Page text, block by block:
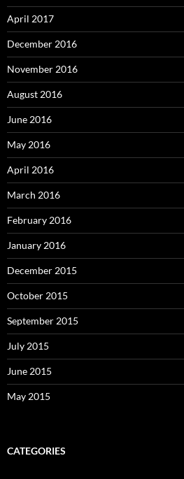
April 2017
December 2016
November 2016
August 2016
June 2016
May 2016
April 2016
March 2016
February 2016
January 2016
December 2015
October 2015
September 2015
July 2015
June 2015
May 2015
CATEGORIES